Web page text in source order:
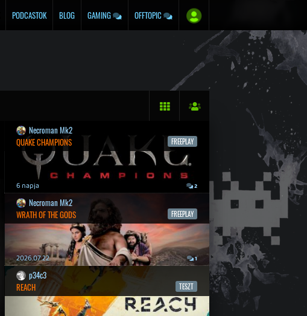
PODCASTOK BLOG GAMING OFFTOPIC
Necroman Mk2
QUAKE CHAMPIONS
FREEPLAY
6 napja 2
Necroman Mk2
WRATH OF THE GODS
FREEPLAY
2026.07.22. 1
p34c3
REACH
TESZT